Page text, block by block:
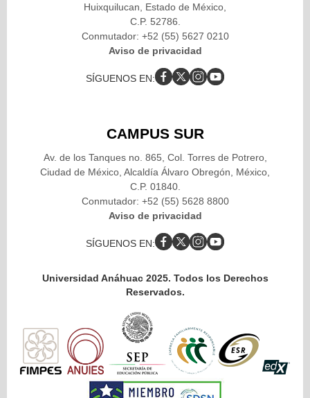
Huixquilucan, Estado de México,
C.P. 52786.
Conmutador: +52 (55) 5627 0210
Aviso de privacidad
SÍGUENOS EN:
CAMPUS SUR
Av. de los Tanques no. 865, Col. Torres de Potrero,
Ciudad de México, Alcaldía Álvaro Obregón, México,
C.P. 01840.
Conmutador: +52 (55) 5628 8800
Aviso de privacidad
SÍGUENOS EN:
Universidad Anáhuac 2025. Todos los Derechos
Reservados.